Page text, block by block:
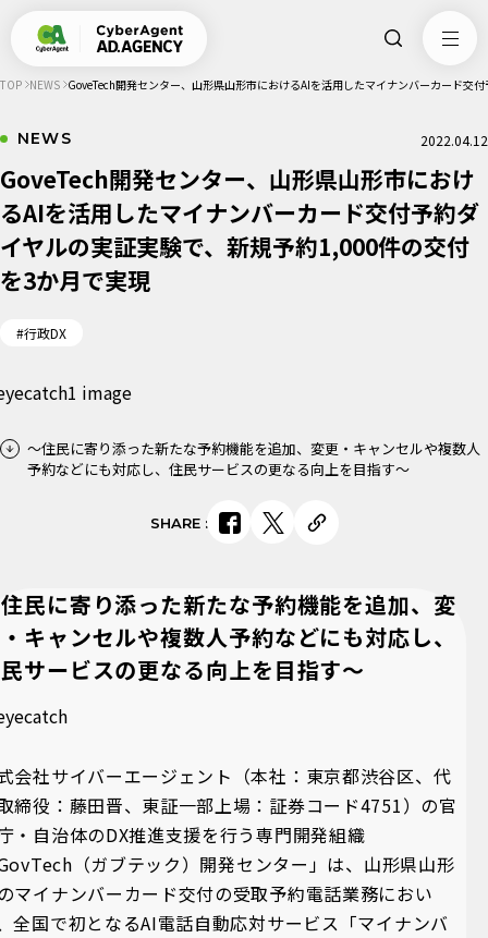
TOP NEWS GoveTech開発センター、山形県山形市におけるAIを活用したマイナンバーカード交
NEWS 2022.04.12
GoveTech開発センター、山形県山形市におけ
るAIを活用したマイナンバーカード交付予約ダ
イヤルの実証実験で、新規予約1,000件の交付
を3か月で実現
#行政DX
民に寄り添った新たな予約機能を追加、変
キャンセルや複数人予約などにも対応し、
サービスの更なる向上を目指す～
会社サイバーエージェント（本社：東京都渋谷区、代
締役：藤田晋、東証一部上場：証券コード4751）の官
・自治体のDX推進支援を行う専門開発組織
（ガブテック）開発センター」は、山形県山形
マイナンバーカード交付の受取予約電話業務におい
全国で初となるAI電話自動応対サービス「マイナンバ
～住民に寄り添った新たな予約機能を追加、変更・キャンセルや複数人
予約などにも対応し、住民サービスの更なる向上を目指す～
SHARE: